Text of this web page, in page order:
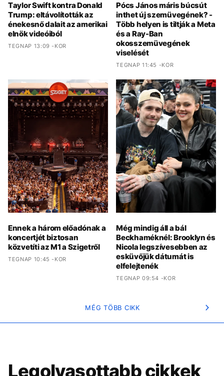
Taylor Swift kontra Donald
Trump: eltávolították az
énekesnő dalait az amerikai
elnök videóiból
TEGNAP 13:09 -KOR
Pócs János máris búcsút
inthet új szemüvegének? -
Több helyen is tiltják a Meta
és a Ray-Ban
okosszemüvegének
viselését
TEGNAP 11:45 -KOR
Ennek a három előadónak a
koncertjét biztosan
közvetíti az M1 a Szigetről
TEGNAP 10:45 -KOR
Még mindig áll a bál
Beckhaméknél: Brooklyn és
Nicola legszívesebben az
esküvőjük dátumát is
elfelejtenék
TEGNAP 09:54 -KOR
MÉG TÖBB CIKK
Legolvasottabb cikkek